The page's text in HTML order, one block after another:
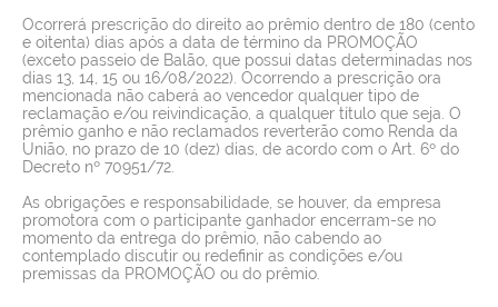
Ocorrerá prescrição do direito ao prêmio dentro de 180 (cento
e oitenta) dias após a data de término da PROMOÇÃO
(exceto passeio de Balão, que possui datas determinadas nos
dias 13, 14, 15 ou 16/08/2022). Ocorrendo a prescrição ora
mencionada não caberá ao vencedor qualquer tipo de
reclamação e/ou reivindicação, a qualquer título que seja. O
prêmio ganho e não reclamados reverterão como Renda da
União, no prazo de 10 (dez) dias, de acordo com o Art. 6º do
Decreto nº 70951/72.
As obrigações e responsabilidade, se houver, da empresa
promotora com o participante ganhador encerram-se no
momento da entrega do prêmio, não cabendo ao
contemplado discutir ou redefinir as condições e/ou
premissas da PROMOÇÃO ou do prêmio.